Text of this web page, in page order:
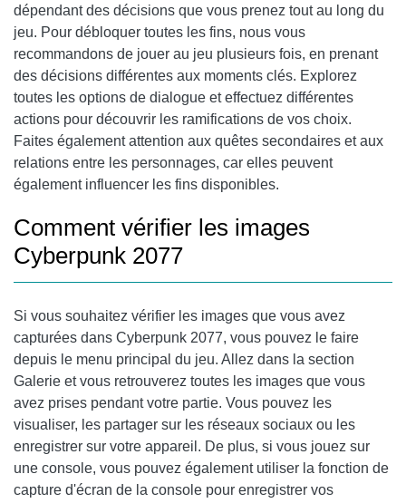
dépendant des décisions que vous prenez tout au long du
jeu. Pour débloquer toutes les fins, nous vous
recommandons de jouer au jeu plusieurs fois, en prenant
des décisions différentes aux moments clés. Explorez
toutes les options de dialogue et effectuez différentes
actions pour découvrir les ramifications de vos choix.
Faites également attention aux quêtes secondaires et aux
relations entre les personnages, car elles peuvent
également influencer les fins disponibles.
Comment vérifier les images
Cyberpunk 2077
Si vous souhaitez vérifier les images que vous avez
capturées dans Cyberpunk 2077, vous pouvez le faire
depuis le menu principal du jeu. Allez dans la section
Galerie et vous retrouverez toutes les images que vous
avez prises pendant votre partie. Vous pouvez les
visualiser, les partager sur les réseaux sociaux ou les
enregistrer sur votre appareil. De plus, si vous jouez sur
une console, vous pouvez également utiliser la fonction de
capture d'écran de la console pour enregistrer vos